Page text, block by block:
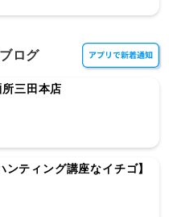
ログ
三田本店
ンティング講座なイチゴ】